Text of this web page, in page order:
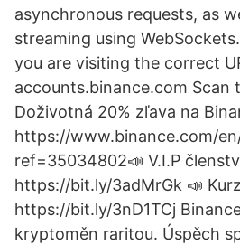
asynchronous requests, as
streaming using
you are visiting the correct
accounts.binance.com Scan
️Doživotná 20% zľava na
https://www.binance.com/
ref=35034802📣 V.I.P
https://bit.ly/3adMrGk 📣
https://bit.ly/3nD1TCj
kryptoměn raritou. Úspěch